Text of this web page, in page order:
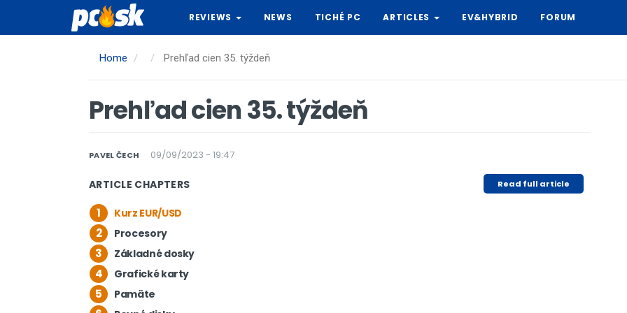
main
REVIEWS NEWS TICHÉ PC ARTICLES EV&HYBRID FORUM
Home Prehľad cien 35. týždeň
Prehľad cien 35. týždeň
PAVEL ČECH 09/09/2023 - 19:47
ARTICLE CHAPTERS Read full article
1 Kurz EUR/USD
2 Procesory
3 Základné dosky
4 Grafické karty
5 Pamäte